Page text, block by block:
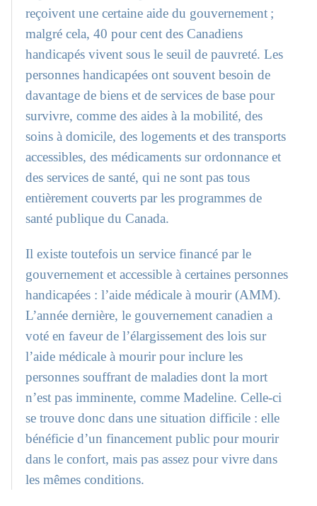
reçoivent une certaine aide du gouvernement ;
malgré cela, 40 pour cent des Canadiens
handicapés vivent sous le seuil de pauvreté. Les
personnes handicapées ont souvent besoin de
davantage de biens et de services de base pour
survivre, comme des aides à la mobilité, des
soins à domicile, des logements et des transports
accessibles, des médicaments sur ordonnance et
des services de santé, qui ne sont pas tous
entièrement couverts par les programmes de
santé publique du Canada.
Il existe toutefois un service financé par le
gouvernement et accessible à certaines personnes
handicapées : l’aide médicale à mourir (AMM).
L’année dernière, le gouvernement canadien a
voté en faveur de l’élargissement des lois sur
l’aide médicale à mourir pour inclure les
personnes souffrant de maladies dont la mort
n’est pas imminente, comme Madeline. Celle-ci
se trouve donc dans une situation difficile : elle
bénéficie d’un financement public pour mourir
dans le confort, mais pas assez pour vivre dans
les mêmes conditions.